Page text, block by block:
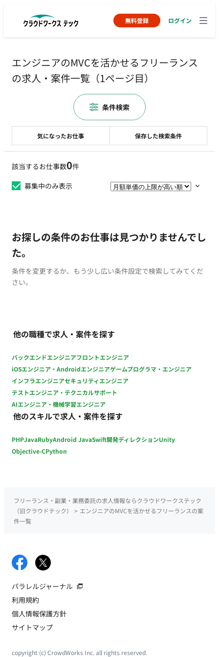
無料登録 ログイン
エンジニアのMVCを活かせるフリーランス
の求人・案件一覧（1ページ目）
該当するお仕事数0件
募集中のみ表示
お探しの条件のお仕事は見つかりませんでし
た。
条件を変更するか、もう少し広い条件設定で検索してみてくだ
さい。
他の職種で求人・案件を探す
バックエンドエンジニアフロントエンジニア
iOSエンジニア・Androidエンジニアゲームプログラマ・エンジニア
インフラエンジニアセキュリティエンジニア
テストエンジニア・テクニカルサポート
AIエンジニア・機械学習エンジニア
他のスキルで求人・案件を探す
PHPJavaRubyAndroid JavaSwift開発ディレクションUnity
Objective-CPython
気になったお仕事 保存した検索条件
条件検索
フリーランス・副業・業務委託の求人情報ならクラウドワークステック
（旧クラウドテック）
> エンジニアのMVCを活かせるフリーランスの案
件一覧
パラレルジャーナル
利用規約
個人情報保護方針
サイトマップ
copyright (c) CrowdWorks Inc. all rights reserved.